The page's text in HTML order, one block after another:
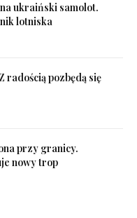
ukraiński samolot.
lotniska
radością pozbędą się
przy granicy.
nowy trop